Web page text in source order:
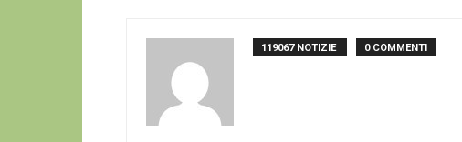
119067 NOTIZIE 0 COMMENTI